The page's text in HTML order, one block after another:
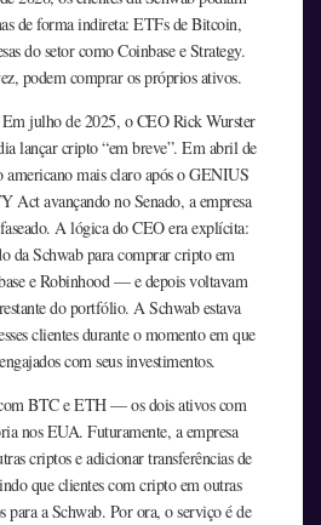
de forma indireta: ETFs de Bitcoin,
do setor como Coinbase e Strategy.
podem comprar os próprios ativos.
julho de 2025, o CEO Rick Wurster
lançar cripto “em breve”. Em abril de
mais claro após o GENIUS
avançando no Senado, a empresa
A lógica do CEO era explícita:
da Schwab para comprar cripto em
e Robinhood — e depois voltavam
do portfólio. A Schwab estava
clientes durante o momento em que
com seus investimentos.
BTC e ETH — os dois ativos com
nos EUA. Futuramente, a empresa
criptos e adicionar transferências de
que clientes com cripto em outras
para a Schwab. Por ora, o serviço é de